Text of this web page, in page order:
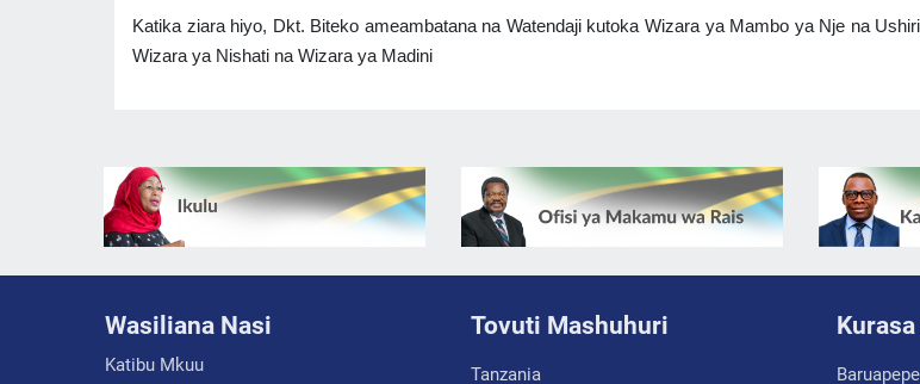
Katika ziara hiyo, Dkt. Biteko ameambatana na Watendaji kutoka Wizara ya Mambo ya Nje na
Wizara ya Nishati na Wizara ya Madini
Wasiliana Nasi
Katibu Mkuu
Tovuti Mashuhuri
Tanzania